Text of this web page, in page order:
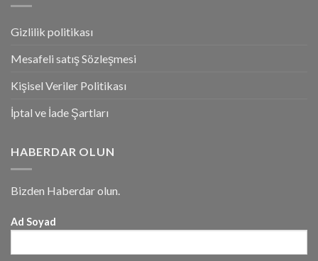
Gizlilik politikası
Mesafeli satış Sözleşmesi
Kişisel Veriler Politikası
İptal ve İade Şartları
HABERDAR OLUN
Bizden Haberdar olun.
Ad Soyad